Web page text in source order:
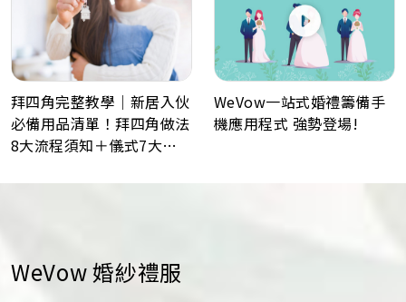
拜四角完整教學｜新居入伙
必備用品清單！拜四角做法
8大流程須知＋儀式7大禁
WeVow一站式婚禮籌備手
機應用程式 強勢登場!
WeVow 婚紗禮服